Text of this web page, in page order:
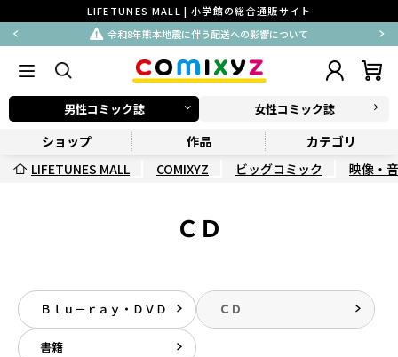
LIFETUNES MALL | 小学館の総合通販サイト
令和8年熊本地震に伴う配送への影響について
男性コミック誌 女性コミック誌
ショップ 作品
カテゴリ
LIFETUNES MALL
COMIXYZ ビッグコミック 映像・
ＣＤ
Ｂｌｕ－ｒａｙ・ＤＶＤ ＣＤ
書籍